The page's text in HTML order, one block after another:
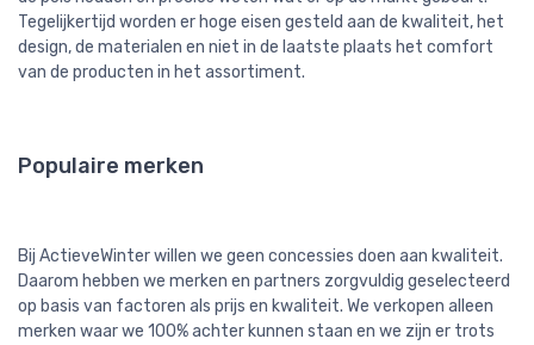
Tegelijkertijd worden er hoge eisen gesteld aan de kwaliteit, het
design, de materialen en niet in de laatste plaats het comfort
van de producten in het assortiment.
Populaire merken
Bij ActieveWinter willen we geen concessies doen aan kwaliteit.
Daarom hebben we merken en partners zorgvuldig geselecteerd
op basis van factoren als prijs en kwaliteit. We verkopen alleen
merken waar we 100% achter kunnen staan en we zijn er trots